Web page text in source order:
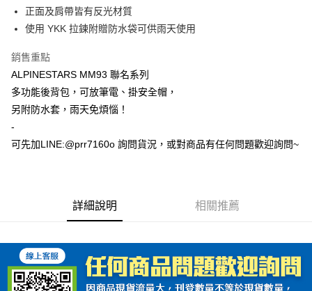
每筆NT$60，滿NT$1,000(含以上)免運費
宅配
每筆NT$100，滿NT$1,000(含以上)免運費
正面及肩帶皆有反光材質
使用 YKK 拉鍊附贈防水袋可供雨天使用
銷售重點
ALPINESTARS MM93 聯名系列
多功能後背包，可放筆電、掛安全帽，
另附防水套，雨天免煩惱！
-
可先加LINE:@prr7160o 詢問貨況，或對商品有任何問題歡迎詢問~
詳細說明 相關推薦